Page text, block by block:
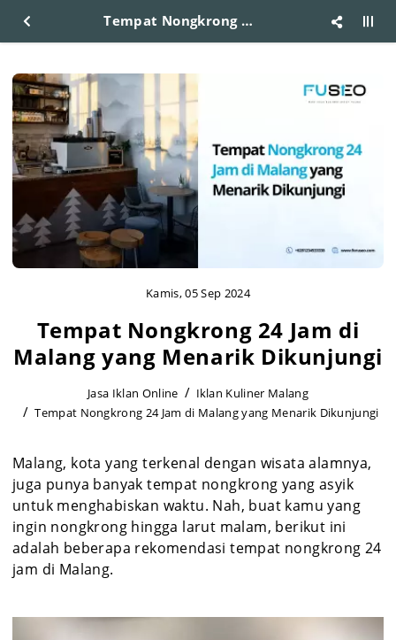
Tempat Nongkrong 24 Jam di Malang yang Menarik Dikunjungi
Kamis, 05 Sep 2024
Tempat Nongkrong 24 Jam di
Malang yang Menarik Dikunjungi
Jasa Iklan Online
Iklan Kuliner Malang
Tempat Nongkrong 24 Jam di Malang yang Menarik Dikunjungi
Malang, kota yang terkenal dengan wisata alamnya,
juga punya banyak tempat nongkrong yang asyik
untuk menghabiskan waktu. Nah, buat kamu yang
ingin nongkrong hingga larut malam, berikut ini
adalah beberapa rekomendasi tempat nongkrong 24
jam di Malang.